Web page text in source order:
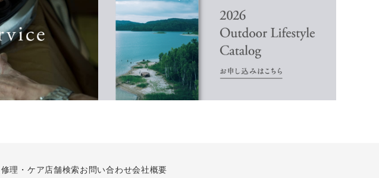
修理・ケア店舗検索お問い合わせ会社概要